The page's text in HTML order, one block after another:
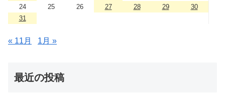
24
25 26 27 28 29
30
31
« 11月 1月 »
最近の投稿